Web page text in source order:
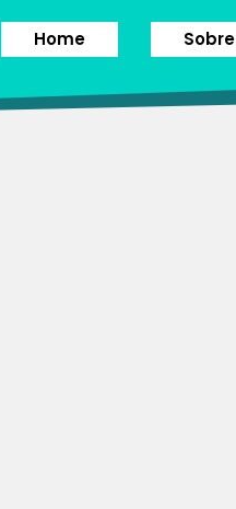
Home Sobre